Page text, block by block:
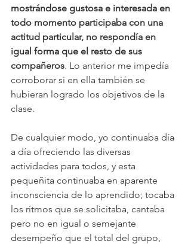
mostrándose gustosa e interesada en
todo momento participaba con una
actitud particular, no respondía en
igual forma que el resto de sus
compañeros. Lo anterior me impedía
corroborar si en ella también se
hubieran logrado los objetivos de la
clase.
De cualquier modo, yo continuaba día
a día ofreciendo las diversas
actividades para todos, y esta
pequeñita continuaba en aparente
inconsciencia de lo aprendido; tocaba
los ritmos que se solicitaba, cantaba
pero no en igual o semejante
desempeño que el total del grupo,